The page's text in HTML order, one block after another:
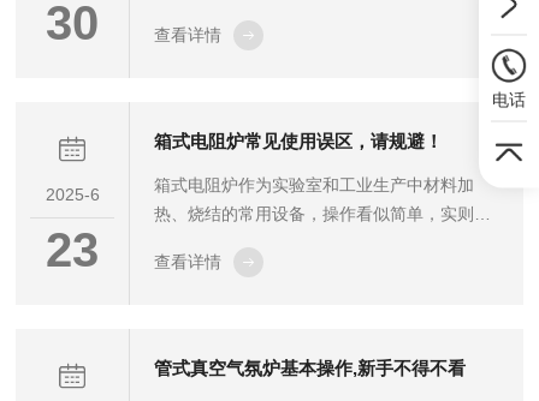
些材料能够承受...
30
其长期稳定运行和测试结果的准确性，需从设
规范及环境控制等方面详细阐述养护细节。
清洁-每次测试后处理：测试结束后，立即排出
反应釜内残留的腐蚀介质(如酸性溶液、盐雾
蚀性物质滞留导致金属基底腐蚀。-定...
查看详情
2025-6
23
箱式电阻炉常见使用误区，请规避！
箱式电阻炉作为实验室和工业生产中材料加
热、烧结的常用设备，操作看似简单，实则暗
实验与生产效果，还可能缩短设备寿命甚至引
用户为加快实验进程，擅自调高升温速率或超
查看详情
管式真空气氛炉基本操作,新手不得不看
电话